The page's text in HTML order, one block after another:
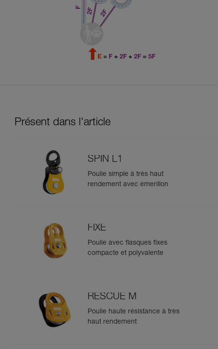
Présent dans l'article
SPIN L1
Poulie simple à très haut
rendement avec émerillon
FIXE
Poulie avec flasques fixes
compacte et polyvalente
RESCUE M
Poulie haute résistance à très
haut rendement